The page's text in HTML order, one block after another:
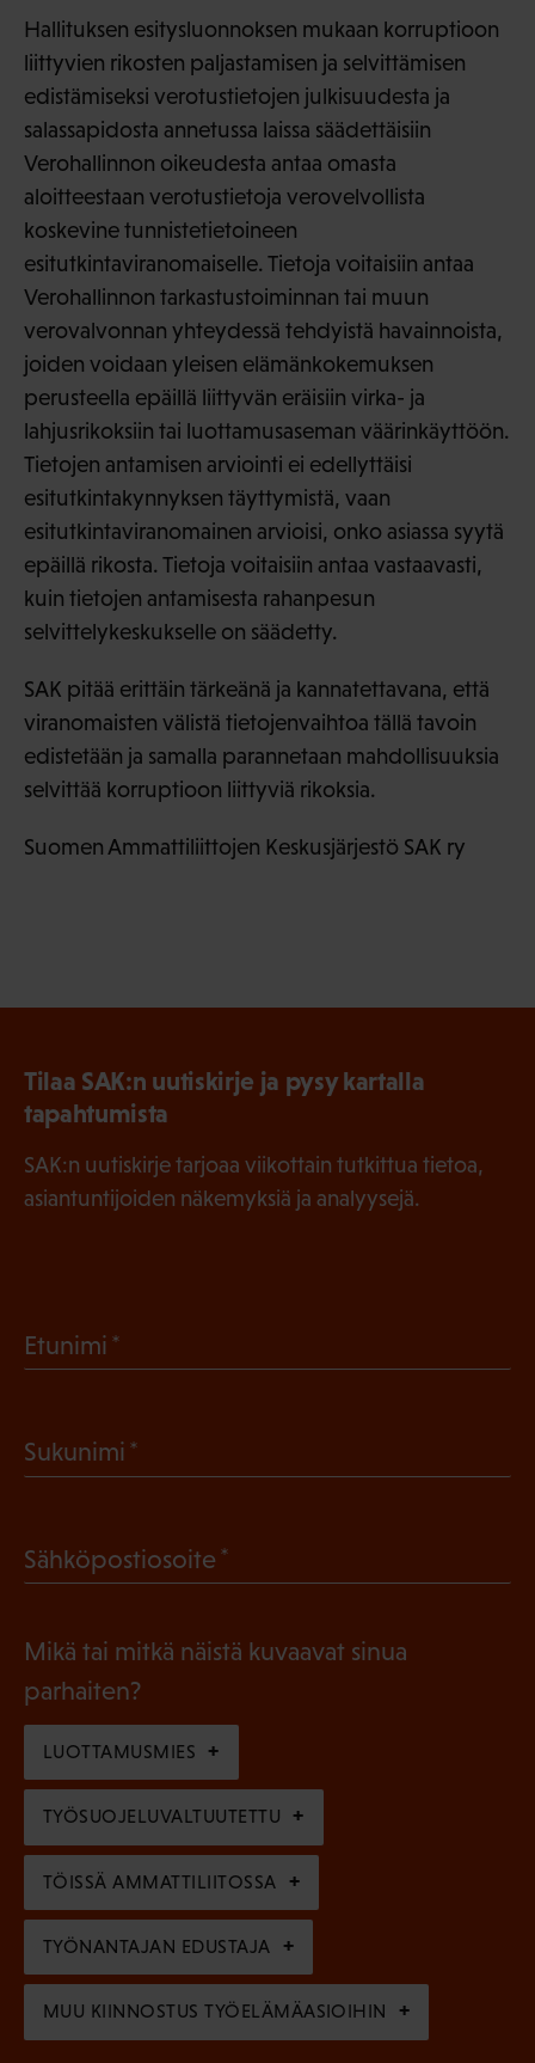
Hallituksen esitysluonnoksen mukaan korruptioon
liittyvien rikosten paljastamisen ja selvittämisen
edistämiseksi verotustietojen julkisuudesta ja
salassapidosta annetussa laissa säädettäisiin
Verohallinnon oikeudesta antaa omasta
aloitteestaan verotustietoja verovelvollista
koskevine tunnistetietoineen
esitutkintaviranomaiselle. Tietoja voitaisiin antaa
Verohallinnon tarkastustoiminnan tai muun
verovalvonnan yhteydessä tehdyistä havainnoista,
joiden voidaan yleisen elämänkokemuksen
perusteella epäillä liittyvän eräisiin virka- ja
lahjusrikoksiin tai luottamusaseman väärinkäyttöön.
Tietojen antamisen arviointi ei edellyttäisi
esitutkintakynnyksen täyttymistä, vaan
esitutkintaviranomainen arvioisi, onko asiassa syytä
epäillä rikosta. Tietoja voitaisiin antaa vastaavasti,
kuin tietojen antamisesta rahanpesun
selvittelykeskukselle on säädetty.
SAK pitää erittäin tärkeänä ja kannatettavana, että
viranomaisten välistä tietojenvaihtoa tällä tavoin
edistetään ja samalla parannetaan mahdollisuuksia
selvittää korruptioon liittyviä rikoksia.
Suomen Ammattiliittojen Keskusjärjestö SAK ry
Tilaa SAK:n uutiskirje ja pysy kartalla
tapahtumista
SAK:n uutiskirje tarjoaa viikottain tutkittua tietoa,
asiantuntijoiden näkemyksiä ja analyysejä.
Etunimi
l
n
e
)
Sukunimi
P
k
l
i
n
e
n
)
Sähköpostiosoite
l
i
n
e
n
)
Mikä tai mitkä näistä kuvaavat sinua
parhaiten?
LUOTTAMUSMIES
TYÖSUOJELUVALTUUTETTU
TÖISSÄ AMMATTILIITOSSA
TYÖNANTAJAN EDUSTAJA
MUU KIINNOSTUS TYÖELÄMÄASIOIHIN